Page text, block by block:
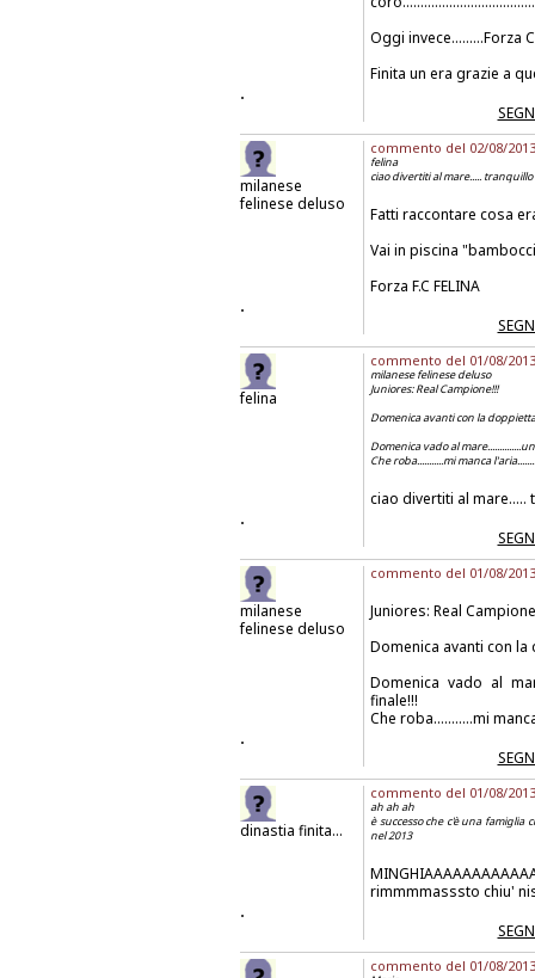
Oggi invece.........Forza
Finita un era grazie a
.
milanese
felinese deluso
commento del 02/08/
felina
ciao divertiti al mare..... tranquillo
Fatti raccontare cosa
Vai in piscina
Forza F.C FELINA
.
felina
commento del 01/08/
milanese felinese deluso
Juniores: Real Campione!!!
Domenica avanti con la
Domenica vado al
Che roba...........mi manca
ciao divertiti al mare.....
.
milanese
felinese deluso
commento del 01/08/
Juniores: Real
Domenica avanti con
Domenica vado al
finale!!!
Che roba...........mi
.
dinastia finita...
commento del 01/08/
ah ah ah
è successo che c'è una famiglia
nel 2013
rimmmmasssto chiu'
.
commento del 01/08/